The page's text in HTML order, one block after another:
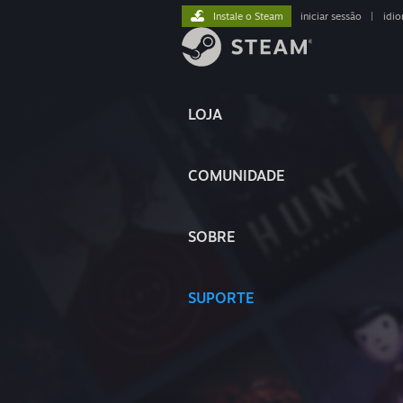
LOJA
COMUNIDADE
SOBRE
SUPORTE
Instale o Steam iniciar sessão